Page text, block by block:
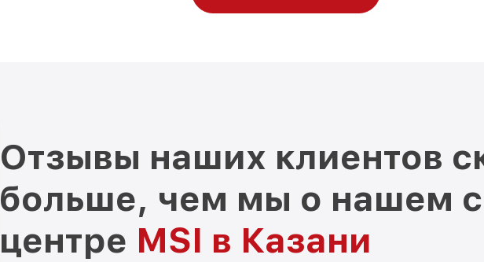
Отзывы наших клиентов
больше, чем мы о нашем
центре MSI в Казани